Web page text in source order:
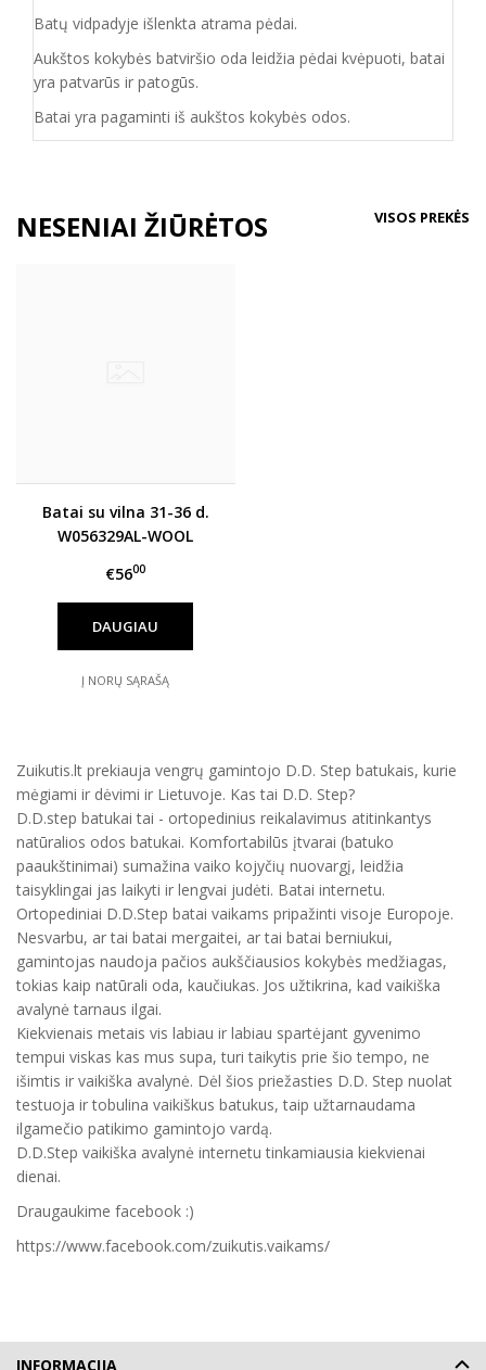
Batų vidpadyje išlenkta atrama pėdai.
Aukštos kokybės batviršio oda leidžia pėdai kvėpuoti, batai
yra patvarūs ir patogūs.
Batai yra pagaminti iš aukštos kokybės odos.
NESENIAI ŽIŪRĖTOS VISOS PREKĖS
Batai su vilna 31-36 d.
W056329AL-WOOL
€5600
DAUGIAU
Į NORŲ SĄRAŠĄ
Zuikutis.lt prekiauja vengrų gamintojo D.D. Step batukais, kurie
mėgiami ir dėvimi ir Lietuvoje. Kas tai D.D. Step?
D.D.step batukai tai - ortopedinius reikalavimus atitinkantys
natūralios odos batukai. Komfortabilūs įtvarai (batuko
paaukštinimai) sumažina vaiko kojyčių nuovargį, leidžia
taisyklingai jas laikyti ir lengvai judėti. Batai internetu.
Ortopediniai D.D.Step batai vaikams pripažinti visoje Europoje.
Nesvarbu, ar tai batai mergaitei, ar tai batai berniukui,
gamintojas naudoja pačios aukščiausios kokybės medžiagas,
tokias kaip natūrali oda, kaučiukas. Jos užtikrina, kad vaikiška
avalynė tarnaus ilgai.
Kiekvienais metais vis labiau ir labiau spartėjant gyvenimo
tempui viskas kas mus supa, turi taikytis prie šio tempo, ne
išimtis ir vaikiška avalynė. Dėl šios priežasties D.D. Step nuolat
testuoja ir tobulina vaikiškus batukus, taip užtarnaudama
ilgamečio patikimo gamintojo vardą.
D.D.Step vaikiška avalynė internetu tinkamiausia kiekvienai
dienai.
Draugaukime facebook :)
https://www.facebook.com/zuikutis.vaikams/
INFORMACIJA